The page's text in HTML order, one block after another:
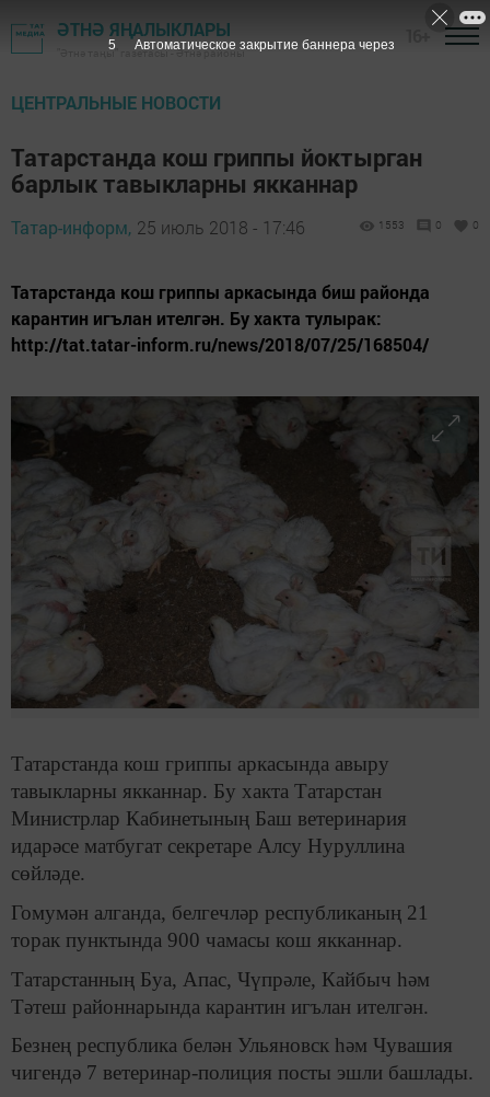
ӘТНӘ ЯҢАЛЫКЛАРЫ
"Әтнә таңы" газетасы - Әтнә районы
ЦЕНТРАЛЬНЫЕ НОВОСТИ
Татарстанда кош гриппы йоктырган
барлык тавыкларны якканнар
Татар-информ, 25 июль 2018 - 17:46 1553 0 0
Татарстанда кош гриппы аркасында биш районда
карантин игълан ителгән. Бу хакта тулырак:
http://tat.tatar-inform.ru/news/2018/07/25/168504/
Татарстанда кош гриппы аркасында авыру
тавыкларны якканнар. Бу хакта Татарстан
Министрлар Кабинетының Баш ветеринария
идарәсе матбугат секретаре Алсу Нуруллина
сөйләде.
Гомумән алганда, белгечләр республиканың 21
торак пунктында 900 чамасы кош якканнар.
Татарстанның Буа, Апас, Чүпрәле, Кайбыч һәм
Тәтеш районнарында карантин игълан ителгән.
Безнең республика белән Ульяновск һәм Чувашия
чигендә 7 ветеринар-полиция посты эшли башлады.
4 Автоматическое закрытие баннера через